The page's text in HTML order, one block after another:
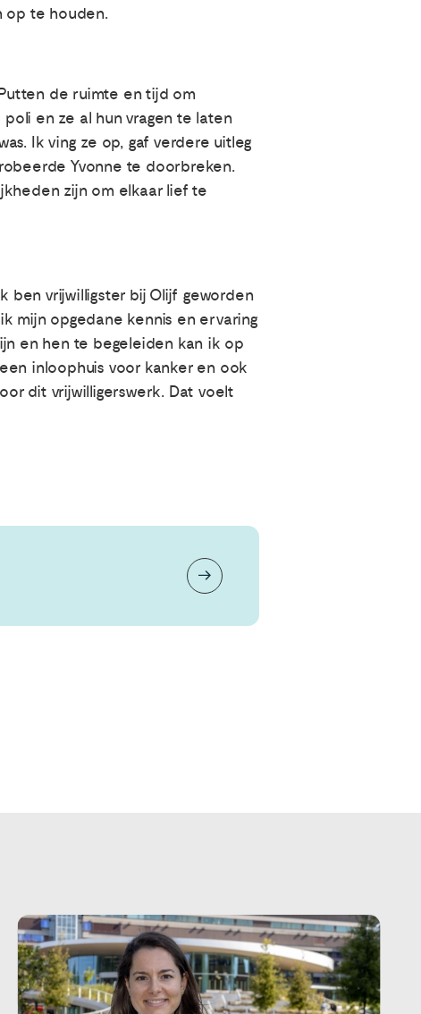
op te houden.
de ruimte en tijd om
en ze al hun vragen te laten
Ik ving ze op, gaf verdere uitleg
Yvonne te doorbreken.
zijn om elkaar lief te
ben vrijwilligster bij Olijf geworden
mijn opgedane kennis en ervaring
en hen te begeleiden kan ik op
inloophuis voor kanker en ook
dit vrijwilligerswerk. Dat voelt